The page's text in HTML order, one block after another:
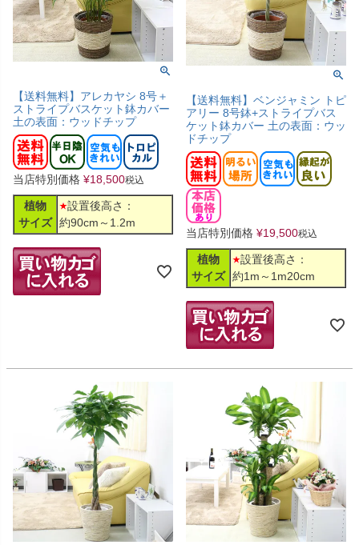
【送料無料】アレカヤシ 8号＋
ストライプバスケット鉢カバー
土の表面：ウッドチップ
当店特別価格 ¥18,500税込
植物
サイズ
設置後高さ：
約90cm～1.2m
【送料無料】ベンジャミン トピ
アリー 8号鉢+ストライプバス
ケット鉢カバー 土の表面：ウッ
ドチップ
当店特別価格 ¥19,500税込
植物
サイズ
設置後高さ：
約1m～1m20cm